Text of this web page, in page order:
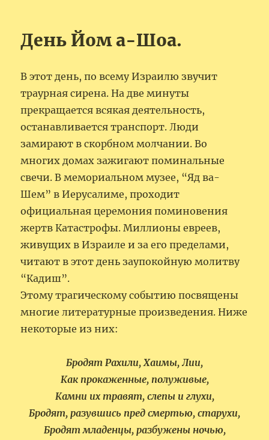
День Йом а-Шоа.
В этот день, по всему Израилю звучит
траурная сирена. На две минуты
прекращается всякая деятельность,
останавливается транспорт. Люди
замирают в скорбном молчании. Во
многих домах зажигают поминальные
свечи. В мемориальном музее, “Яд ва-
Шем” в Иерусалиме, проходит
официальная церемония поминовения
жертв Катастрофы. Миллионы евреев,
живущих в Израиле и за его пределами,
читают в этот день заупокойную молитву
“Кадиш”.
Этому трагическому событию посвящены
многие литературные произведения. Ниже
некоторые из них:
Бродят Рахили, Хаимы, Лии,
Как прокаженные, полуживые,
Камни их травят, слепы и глухи,
Бродят, разувшись пред смертью, старухи,
Бродят младенцы, разбужены ночью,